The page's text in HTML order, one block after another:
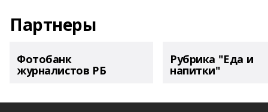
Партнеры
Фотобанк
журналистов РБ
Рубрика "Еда и
напитки"